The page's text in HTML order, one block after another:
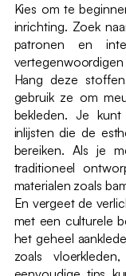
Kies om te
inrichting. Zoek
patronen en
vertegenwoordigen
Hang deze
gebruik ze om
bekleden. Je
inlijsten die de
bereiken. Als je
traditioneel
materialen zoals
En vergeet de
met een culturele
het geheel
zoals